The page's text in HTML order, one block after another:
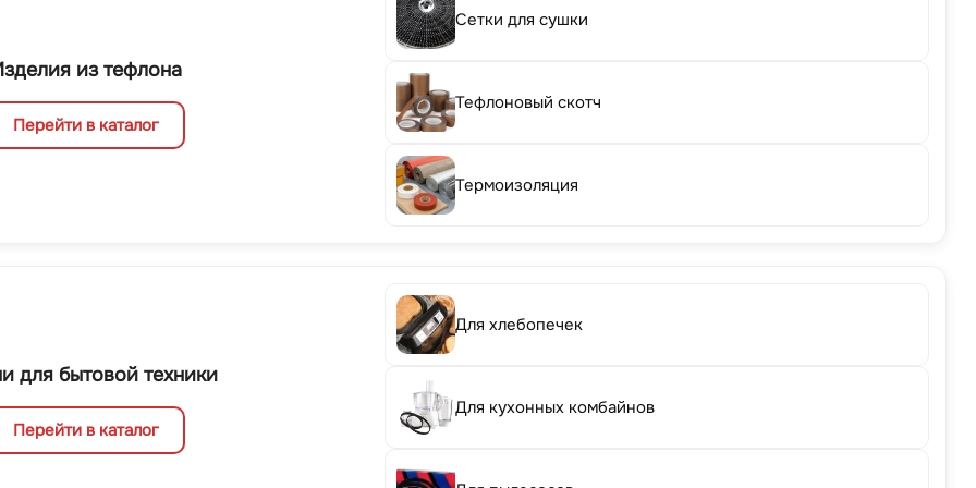
из тефлона
Перейти в каталог
Сетки для сушки
Тефлоновый скотч
Термоизоляция
для бытовой техники
Перейти в каталог
Для хлебопечек
Для кухонных комбайнов